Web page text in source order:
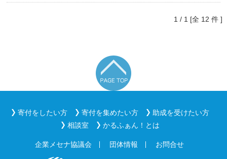
1 / 1 [全 12 件 ]
寄付をしたい方 寄付を集めたい方
助成を受けたい方
相談室
かるふぁん！とは
企業メセナ協議会 団体情報 お問合せ